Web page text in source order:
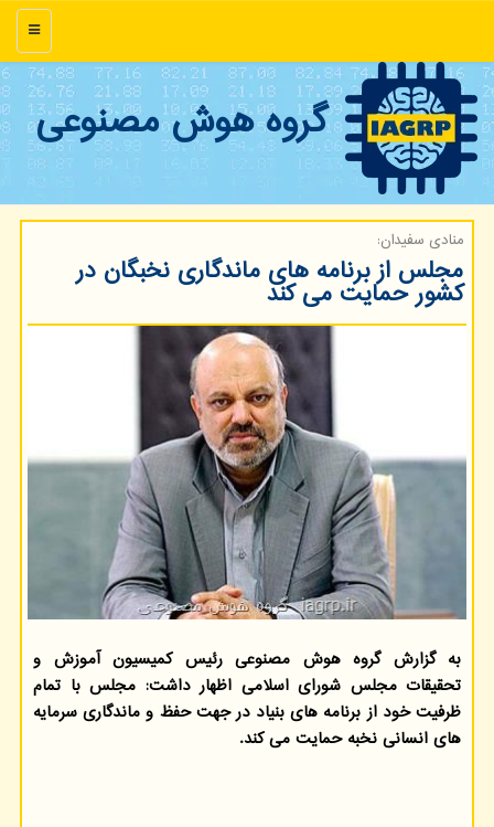
منو
گروه هوش مصنوعی
منادی سفیدان:
مجلس از برنامه های ماندگاری نخبگان در
کشور حمایت می کند
به گزارش گروه هوش مصنوعی رئیس کمیسیون آموزش و
تحقیقات مجلس شورای اسلامی اظهار داشت: مجلس با تمام
ظرفیت خود از برنامه های بنیاد در جهت حفظ و ماندگاری سرمایه
های انسانی نخبه حمایت می کند.